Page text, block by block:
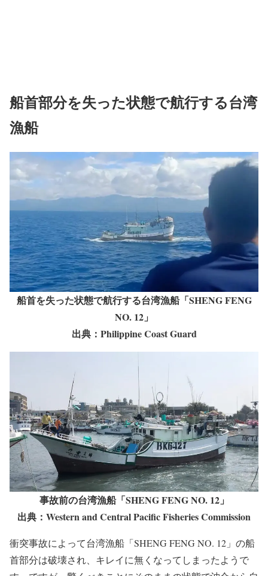
船首部分を失った状態で航行する台湾
漁船
船首を失った状態で航行する台湾漁船「SHENG FENG
NO. 12」
出典：Philippine Coast Guard
事故前の台湾漁船「SHENG FENG NO. 12」
出典：Western and Central Pacific Fisheries Commission
衝突事故によって台湾漁船「SHENG FENG NO. 12」の船
首部分は破壊され、キレイに無くなってしまったようで